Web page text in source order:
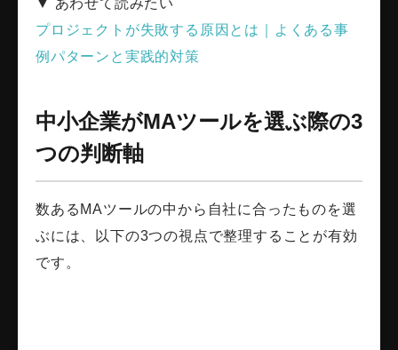
▼ あわせて読みたい
プロジェクトが失敗する原因とは｜よくある事
例パターンと実践的対策
中小企業がMAツールを選ぶ際の3
つの判断軸
数あるMAツールの中から自社に合ったものを選
ぶには、以下の3つの視点で整理することが有効
です。